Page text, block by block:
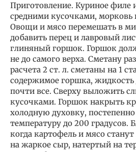
Приготовление. Куриное филе
средними кусочками,
Овощи и мясо перемешать в
добавить перец и лавровый
глиняный горшок. Горшок
не до самого верха. Сметану
расчета 2 ст. л. сметаны на 1
содержимое горшка,
почти все. Сверху выложить
кусочками. Горшок накрыть
холодную духовку,
температуру до 200 градусов.
когда картофель и мясо
на жаркое сыр, натертый на